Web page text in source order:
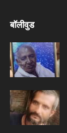
बॉलीवुड